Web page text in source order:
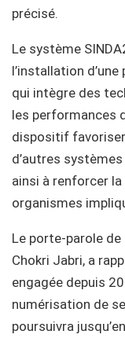
précisé.
Le système
l’installation
qui intègre des
les performances
dispositif
d’autres
ainsi à renforcer
organismes
Le porte-parole
Chokri Jabri, a
engagée depuis
numérisation de
poursuivra